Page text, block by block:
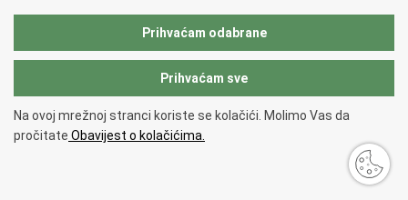
Prihvaćam odabrane
Prihvaćam sve
Na ovoj mrežnoj stranci koriste se kolačići. Molimo Vas da
pročitate Obavijest o kolačićima.